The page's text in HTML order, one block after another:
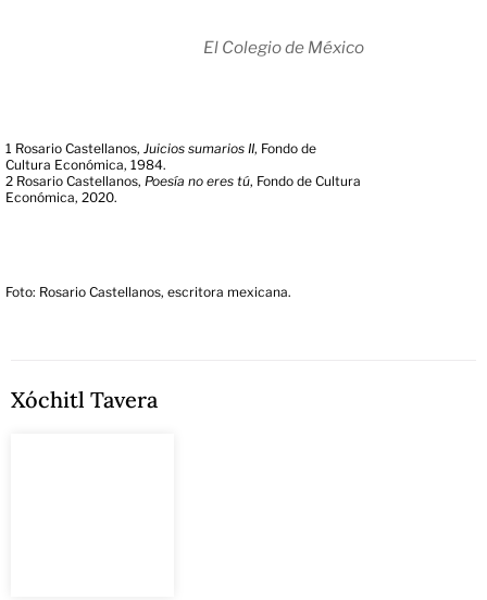
El Colegio de México
1 Rosario Castellanos, Juicios sumarios II, Fondo de
Cultura Económica, 1984.
2 Rosario Castellanos, Poesía no eres tú, Fondo de Cultura
Económica, 2020.
Foto: Rosario Castellanos, escritora mexicana.
Xóchitl Tavera